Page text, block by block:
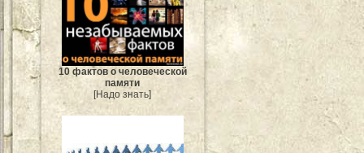
10 фактов о человеческой
памяти
[Надо знать]